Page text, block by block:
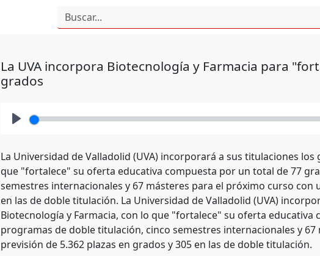
La UVA incorpora Biotecnología y Farmacia para
grados
La Universidad de Valladolid (UVA) incorporará a sus titulaciones
que "fortalece" su oferta educativa compuesta por un total de 77
semestres internacionales y 67 másteres para el próximo curso con
en las de doble titulación. La Universidad de Valladolid (UVA)
Biotecnología y Farmacia, con lo que "fortalece" su oferta
programas de doble titulación, cinco semestres internacionales y
previsión de 5.362 plazas en grados y 305 en las de doble titulación.